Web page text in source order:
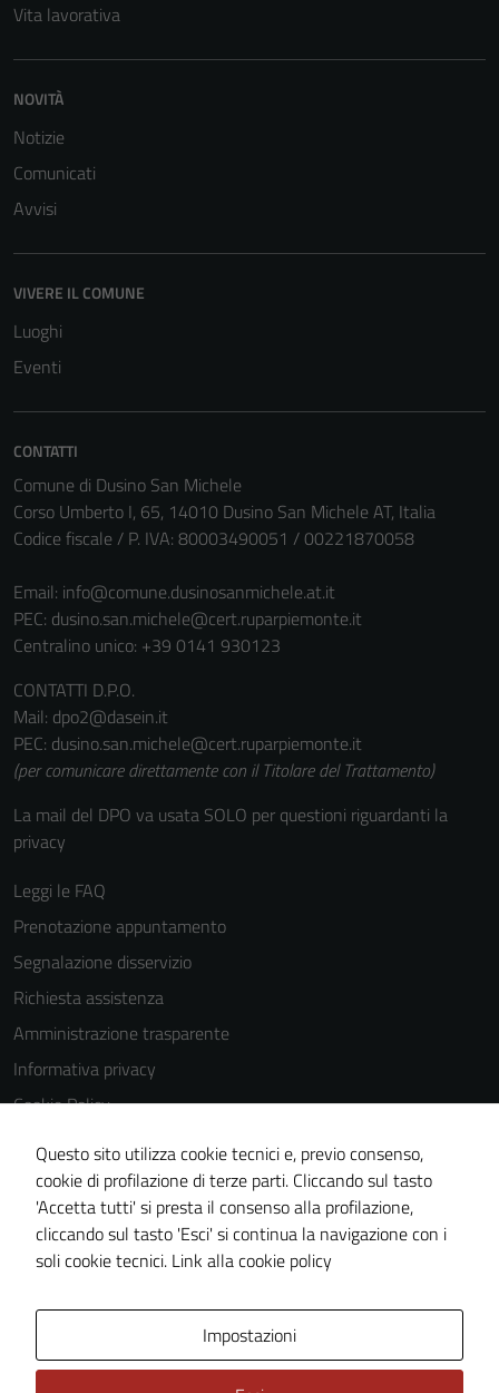
Vita lavorativa
NOVITÀ
Notizie
Comunicati
Avvisi
VIVERE IL COMUNE
Luoghi
Eventi
CONTATTI
Comune di Dusino San Michele
Corso Umberto I, 65, 14010 Dusino San Michele AT, Italia
Codice fiscale / P. IVA: 80003490051 / 00221870058
Email: info@comune.dusinosanmichele.at.it
PEC: dusino.san.michele@cert.ruparpiemonte.it
Centralino unico: +39 0141 930123
CONTATTI D.P.O.
Mail: dpo2@dasein.it
PEC: dusino.san.michele@cert.ruparpiemonte.it
(per comunicare direttamente con il Titolare del Trattamento)
La mail del DPO va usata SOLO per questioni riguardanti la
privacy
Leggi le FAQ
Prenotazione appuntamento
Segnalazione disservizio
Richiesta assistenza
Amministrazione trasparente
Informativa privacy
Cookie Policy
Note legali
Dichiarazione di accessibilità
Obiettivi di accessibilità
Piano di miglioramento del sito
Questo sito utilizza cookie tecnici e, previo consenso,
cookie di profilazione di terze parti. Cliccando sul tasto
'Accetta tutti' si presta il consenso alla profilazione,
cliccando sul tasto 'Esci' si continua la navigazione con i
soli cookie tecnici. Link alla cookie policy
Impostazioni
Questi cookie
essere
informazioni
personali.